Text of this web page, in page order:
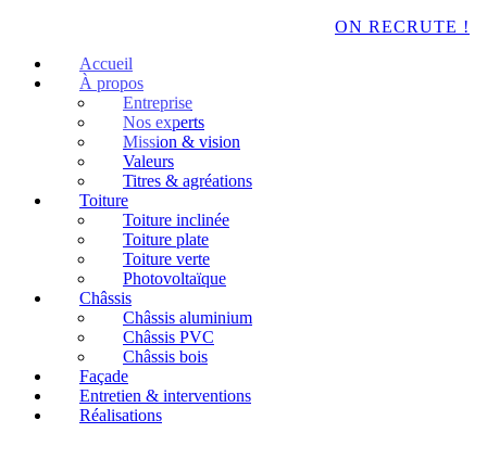
ON RECRUTE !
Accueil
À propos
Entreprise
Nos experts
Mission & vision
Valeurs
Titres & agréations
Toiture
Toiture inclinée
Toiture plate
Toiture verte
Photovoltaïque
Châssis
Châssis aluminium
Châssis PVC
Châssis bois
Façade
Entretien & interventions
Réalisations